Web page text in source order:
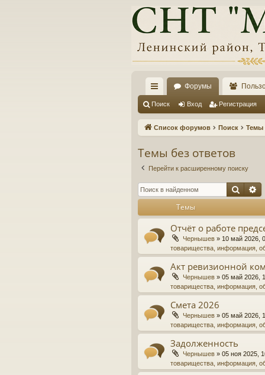
с
ы
и
Форумы
Поиск Вход Регистрация
Список форумов Поиск Темы
Темы без ответов
Перейти к расширенному поиску
Поиск
Темы
Отчёт о работе
Чернышев » 10 май 2026,
товарищества, информация,
Акт ревизионной
Чернышев » 05 май 2026,
товарищества, информация,
Смета 2026
Чернышев » 05 май 2026,
товарищества, информация,
Задолженность
Чернышев » 05 ноя 2025,
товарищества, информация,